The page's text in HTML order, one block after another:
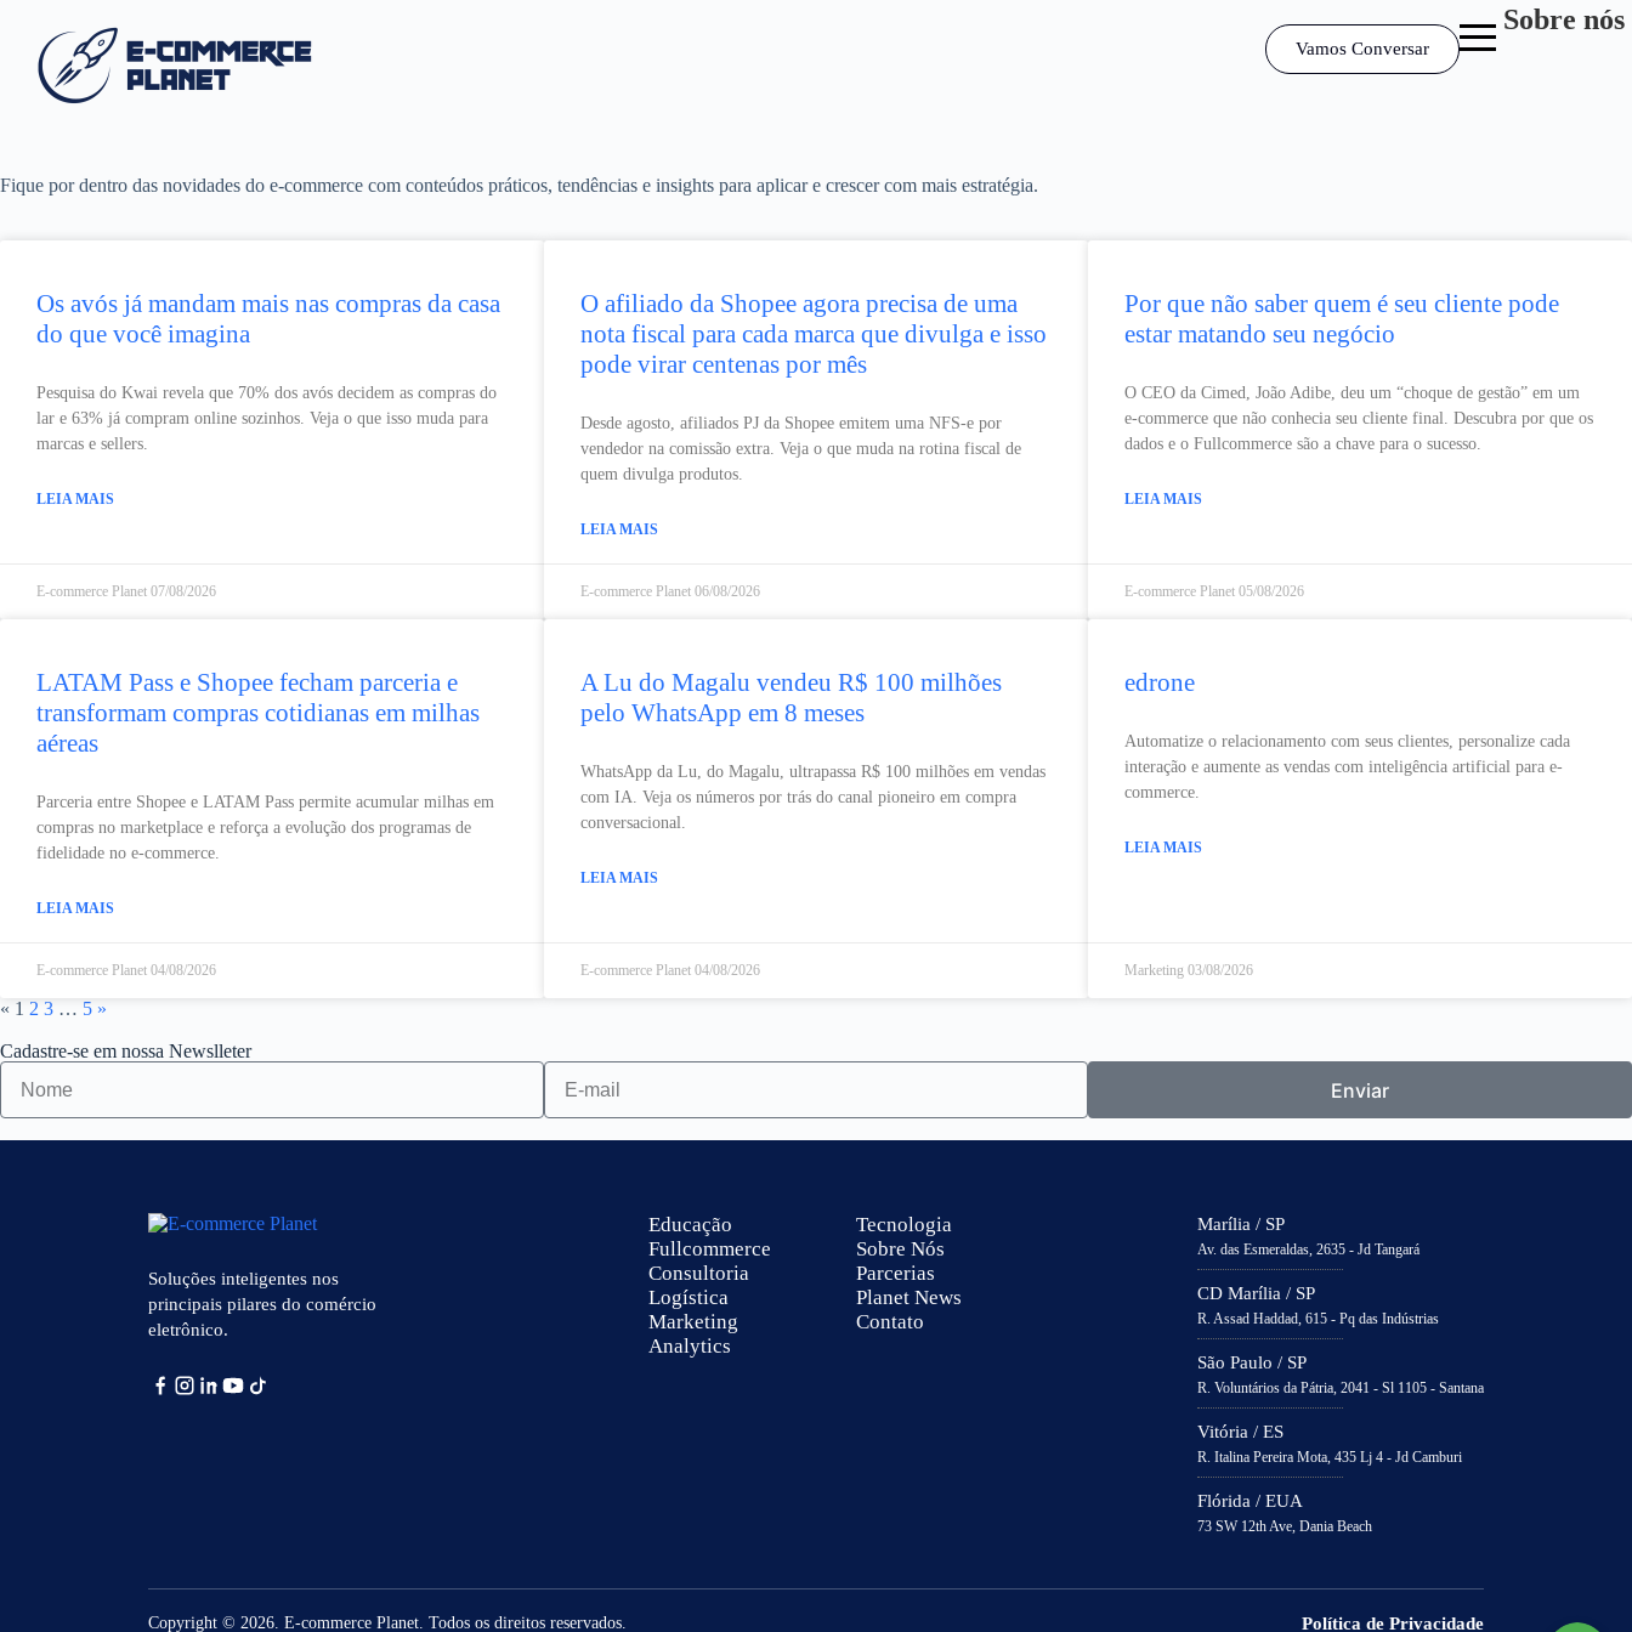
Vamos Conversar
Sobre nós
Fique por dentro das novidades do e-commerce com conteúdos práticos, tendências e insights para aplicar e crescer com mais estratégia.
Os avós já mandam mais nas compras da casa
do que você imagina
Pesquisa do Kwai revela que 70% dos avós decidem as compras do
lar e 63% já compram online sozinhos. Veja o que isso muda para
marcas e sellers.
LEIA MAIS
E-commerce Planet 07/08/2026
O afiliado da Shopee agora precisa de uma
nota fiscal para cada marca que divulga e isso
pode virar centenas por mês
Desde agosto, afiliados PJ da Shopee emitem uma NFS-e por
vendedor na comissão extra. Veja o que muda na rotina fiscal de
quem divulga produtos.
LEIA MAIS
E-commerce Planet 06/08/2026
Por que não saber quem é seu cliente pode
estar matando seu negócio
O CEO da Cimed, João Adibe, deu um “choque de gestão” em um
e-commerce que não conhecia seu cliente final. Descubra por que os
dados e o Fullcommerce são a chave para o sucesso.
LEIA MAIS
E-commerce Planet 05/08/2026
LATAM Pass e Shopee fecham parceria e
transformam compras cotidianas em milhas
aéreas
Parceria entre Shopee e LATAM Pass permite acumular milhas em
compras no marketplace e reforça a evolução dos programas de
fidelidade no e-commerce.
LEIA MAIS
E-commerce Planet 04/08/2026
A Lu do Magalu vendeu R$ 100 milhões
pelo WhatsApp em 8 meses
WhatsApp da Lu, do Magalu, ultrapassa R$ 100 milhões em vendas
com IA. Veja os números por trás do canal pioneiro em compra
conversacional.
LEIA MAIS
E-commerce Planet 04/08/2026
edrone
Automatize o relacionamento com seus clientes, personalize cada
interação e aumente as vendas com inteligência artificial para e-
commerce.
LEIA MAIS
Marketing 03/08/2026
« 1 2 3 … 5 »
Cadastre-se em nossa Newslleter
Enviar
Soluções inteligentes nos
principais pilares do comércio
eletrônico.
Educação
Fullcommerce
Consultoria
Logística
Marketing
Analytics
Tecnologia
Sobre Nós
Parcerias
Planet News
Contato
Marília / SP
Av. das Esmeraldas, 2635 - Jd Tangará
CD Marília / SP
R. Assad Haddad, 615 - Pq das Indústrias
São Paulo / SP
R. Voluntários da Pátria, 2041 - Sl 1105 - Santana
Vitória / ES
R. Italina Pereira Mota, 435 Lj 4 - Jd Camburi
Flórida / EUA
73 SW 12th Ave, Dania Beach
Copyright © 2026. E-commerce Planet. Todos os direitos reservados. Política de Privacidade